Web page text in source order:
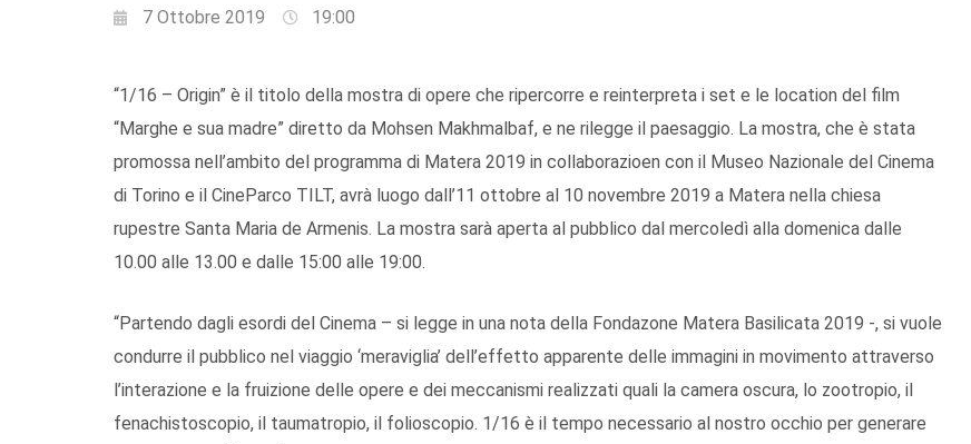
7 Ottobre 2019 19:00
“1/16 – Origin” è il titolo della mostra di opere che ripercorre e reinterpreta i set e le location del film
“Marghe e sua madre” diretto da Mohsen Makhmalbaf, e ne rilegge il paesaggio. La mostra, che è stata
promossa nell’ambito del programma di Matera 2019 in collaborazioen con il Museo Nazionale del Cinema
di Torino e il CineParco TILT, avrà luogo dall’11 ottobre al 10 novembre 2019 a Matera nella chiesa
rupestre Santa Maria de Armenis. La mostra sarà aperta al pubblico dal mercoledì alla domenica dalle
10.00 alle 13.00 e dalle 15:00 alle 19:00.
“Partendo dagli esordi del Cinema – si legge in una nota della Fondazone Matera Basilicata 2019 -, si vuole
condurre il pubblico nel viaggio ‘meraviglia’ dell’effetto apparente delle immagini in movimento attraverso
l’interazione e la fruizione delle opere e dei meccanismi realizzati quali la camera oscura, lo zootropio, il
fenachistoscopio, il taumatropio, il folioscopio. 1/16 è il tempo necessario al nostro occhio per generare